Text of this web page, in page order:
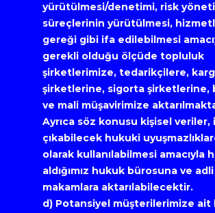
yürütülmesi/denetimi, risk
süreçlerinin yürütülmesi,
gereği gibi ifa edilebilmesi
gerekli olduğu ölçüde topluluk
şirketlerimize, tedarikçilere,
şirketlerine, sigorta şirketlerine,
ve mali müşavirimize
Ayrıca söz konusu kişisel veriler,
çıkabilecek hukuki
olarak kullanılabilmesi amacıyla
aldığımız hukuk bürosuna ve adli
makamlara aktarılabilecektir.
d) Potansiyel müşterilerimize ait